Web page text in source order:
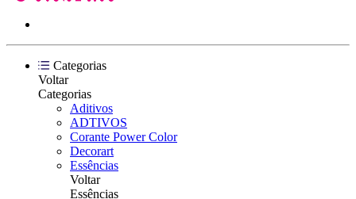
Categorias
Voltar
Categorias
Aditivos
ADTIVOS
Corante Power Color
Decorart
Essências
Voltar
Essências